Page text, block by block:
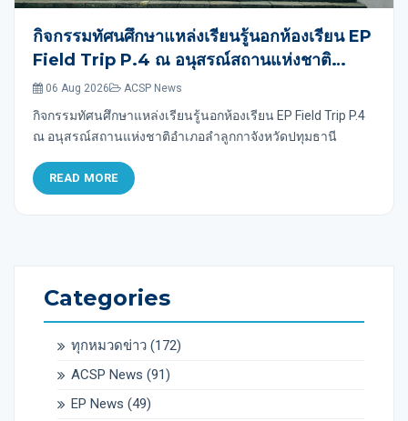
กิจกรรมทัศนศึกษาแหล่งเรียนรู้นอกห้องเรียน EP
Field Trip P.4 ณ อนุสรณ์สถานแห่งชาติ
อำเภอลำลูกกาจังหวัดปทุมธานี
06 Aug 2026 ACSP News
กิจกรรมทัศนศึกษาแหล่งเรียนรู้นอกห้องเรียน EP Field Trip P.4
ณ อนุสรณ์สถานแห่งชาติอำเภอลำลูกกาจังหวัดปทุมธานี
READ MORE
Categories
ทุกหมวดข่าว (172)
ACSP News (91)
EP News (49)